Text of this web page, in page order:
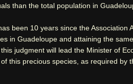
than the total population in
been 10 years since the Association
in Guadeloupe and attaining the
judgment will lead the Minister of
this precious species, as required by